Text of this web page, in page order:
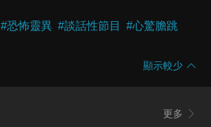
#恐怖靈異 #談話性節目 #心驚膽跳
顯示較少
更多